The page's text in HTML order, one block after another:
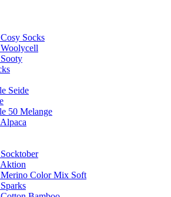
Socks
Seide
50 Melange
Color Mix Soft